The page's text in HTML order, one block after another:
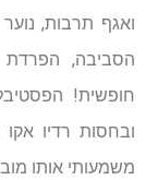
ואגף תרבות, נוער
הסביבה, הפרדת
חופשית!
משמעותי אותו